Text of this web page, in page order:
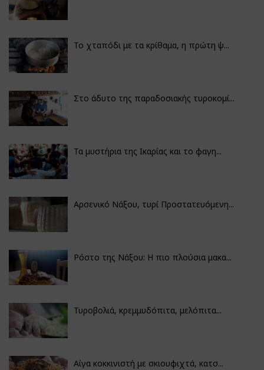
Το χταπόδι με τα κρίθαμα, η πρώτη ψ...
Στο άδυτο της παραδοσιακής τυροκομί...
Τα μυστήρια της Ικαρίας και το φαγη...
Αρσενικό Νάξου, τυρί Προστατευόμενη...
Ρόστο της Νάξου: Η πιο πλούσια μακα...
Τυροβολιά, κρεμμυδόπιτα, μελόπιτα...
Αίγα κοκκινιστή με σκιουφιχτά, κατσ...